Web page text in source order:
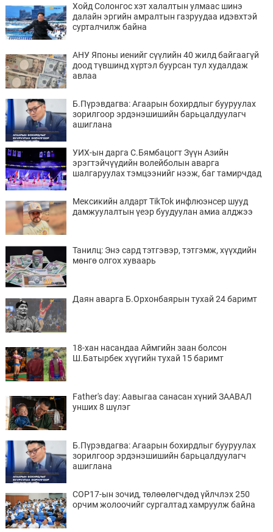
Хойд Солонгос хэт халалтын улмаас шинэ
далайн эргийн амралтын газруудаа идэвхтэй
сурталчилж байна
АНУ Японы иенийг сүүлийн 40 жилд байгаагүй
доод түвшинд хүртэл буурсан тул худалдаж
авлаа
Б.Пүрэвдагва: Агаарын бохирдлыг бууруулах
зорилгоор эрдэнэшишийн барьцалдуулагч
ашиглана
УИХ-ын дарга С.Бямбацогт Зүүн Азийн
эрэгтэйчүүдийн волейболын аварга
шалгаруулах тэмцээнийг нээж, баг тамирчдад
Мексикийн алдарт TikTok инфлюэнсер шууд
дамжуулалтын үеэр буудуулан амиа алджээ
Танилц: Энэ сард тэтгэвэр, тэтгэмж, хүүхдийн
мөнгө олгох хуваарь
Даян аварга Б.Орхонбаярын тухай 24 баримт
18-хан насандаа Аймгийн заан болсон
Ш.Батырбек хүүгийн тухай 15 баримт
Father's day: Аавыгаа санасан хүний ЗААВАЛ
унших 8 шүлэг
Б.Пүрэвдагва: Агаарын бохирдлыг бууруулах
зорилгоор эрдэнэшишийн барьцалдуулагч
ашиглана
COP17-ын зочид, төлөөлөгчдөд үйлчлэх 250
орчим жолоочийг сургалтад хамруулж байна